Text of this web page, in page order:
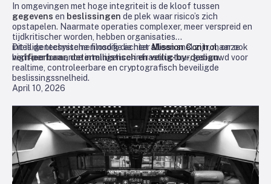
April 10, 2026
In omgevingen met hoge integriteit is de kloof tussen
gegevens en beslissingen de plek waar risico’s zich
opstapelen. Naarmate operaties complexer, meer verspreid en
tijdkritischer worden, hebben organisaties
intelligentesystemen nodig die niet alleen snel zijn, maar ook
verifieerbaar, deterministisch en veilig-by-design.
Dit is de technische filosofie achterMission Control, onze
high‑performance intelligence‑infrastructuur, gebouwd voor
realtime, controleerbare en cryptografisch beveiligde
beslissingssnelheid.